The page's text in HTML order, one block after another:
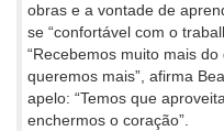
obras e a vontade de
se “confortável com o
“Recebemos muito mais
queremos mais”, afirma
apelo: “Temos que
enchermos o coração”.